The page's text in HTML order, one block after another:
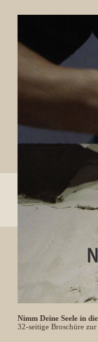
Nimm Deine Seele in
32-seitige Broschüre